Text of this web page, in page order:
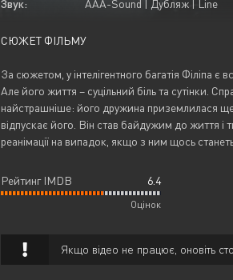
Звук:
AAA-Sound | Дубляж | Line
СЮЖЕТ ФІЛЬМУ
За сюжетом, у інтелігентного багатія Філіпа
Але його життя – суцільний біль та сутінки.
найстрашніше: його дружина приземлилася ще
відпускає його. Він став байдужим до життя і
реанімації на випадок, якщо з ним щось
Рейтинг IMDB 6.4
Оцінок
Якщо відео не працює, оновіть